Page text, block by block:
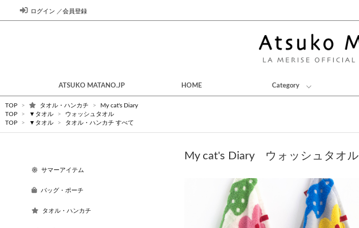
ログイン ／会員登録
ATSUKO MATANO.JP HOME Category
TOP > タオル・ハンカチ >
My cat's Diary
TOP
> ▼タオル >
ウォッシュタオル
TOP
> ▼タオル > タオル・ハンカチ すべて
サマーアイテム
バッグ・ポーチ
タオル・ハンカチ
My cat's Diary ウォッシュタオル